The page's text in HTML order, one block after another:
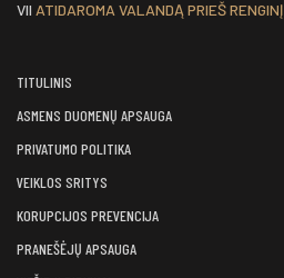
VII ATIDAROMA VALANDĄ PRIEŠ RENGINĮ
TITULINIS
ASMENS DUOMENŲ APSAUGA
PRIVATUMO POLITIKA
VEIKLOS SRITYS
KORUPCIJOS PREVENCIJA
PRANEŠĖJŲ APSAUGA